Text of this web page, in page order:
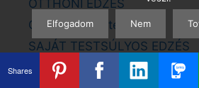
OTTHONI EDZÉS
Otthoni edzésterv
SAJÁT TESTSÚLYOS EDZÉS
SAJÁT TESTSÚLYOS
Elfogadom Nem
Shares